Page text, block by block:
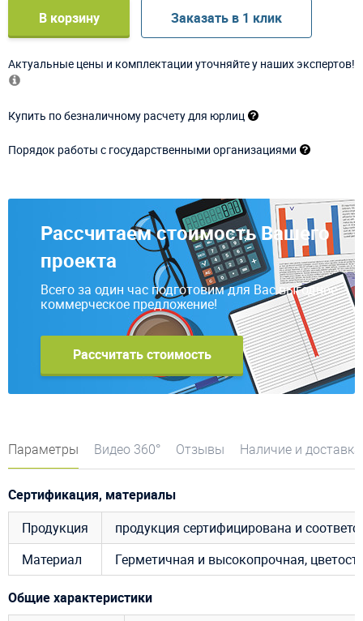
В корзину Заказать в 1 клик
Актуальные цены и комплектации уточняйте у наших экспертов!
Купить по безналичному расчету для юрлиц
Порядок работы с государственными организациями
Рассчитаем стоимость Вашего
проекта
Всего за один час подготовим для Вас выгодное
коммерческое предложение!
Рассчитать стоимость
Параметры Видео 360° Отзывы Наличие и доставка
Сертификация, материалы
Продукция
продукция сертифицирована и
Материал
Герметичная и высокопрочная,
Общие характеристики